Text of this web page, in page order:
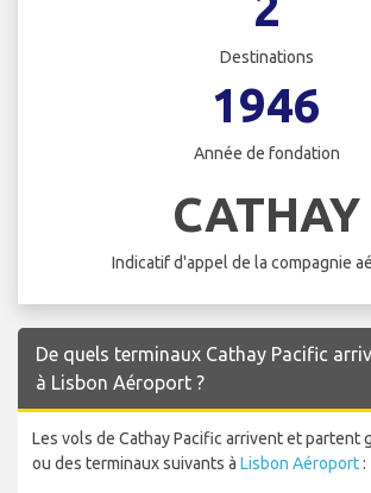
Destinations
1946
Année de fondation
CATHAY
Indicatif d'appel de la compagnie
De quels terminaux Cathay Pacific
à Lisbon Aéroport ?
Les vols de Cathay Pacific arrivent et partent
ou des terminaux suivants à Lisbon Aéroport: